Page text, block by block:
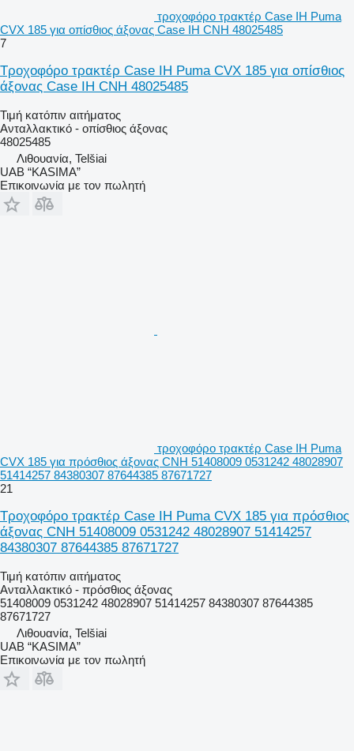
τροχοφόρο τρακτέρ Case IH Puma
CVX 185 για οπίσθιος άξονας Case IH CNH 48025485
7
Τροχοφόρο τρακτέρ Case IH Puma CVX 185 για οπίσθιος
άξονας Case IH CNH 48025485
Τιμή κατόπιν αιτήματος
Ανταλλακτικό - οπίσθιος άξονας
48025485
Λιθουανία, Telšiai
UAB “KASIMA”
Επικοινωνία με τον πωλητή
τροχοφόρο τρακτέρ Case IH Puma
CVX 185 για πρόσθιος άξονας CNH 51408009 0531242 48028907
51414257 84380307 87644385 87671727
21
Τροχοφόρο τρακτέρ Case IH Puma CVX 185 για πρόσθιος
άξονας CNH 51408009 0531242 48028907 51414257
84380307 87644385 87671727
Τιμή κατόπιν αιτήματος
Ανταλλακτικό - πρόσθιος άξονας
51408009 0531242 48028907 51414257 84380307 87644385
87671727
Λιθουανία, Telšiai
UAB “KASIMA”
Επικοινωνία με τον πωλητή